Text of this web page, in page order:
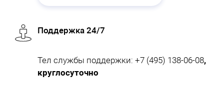
Поддержка 24/7
Тел службы поддержки: +7 (495) 138-06-08,
круглосуточно